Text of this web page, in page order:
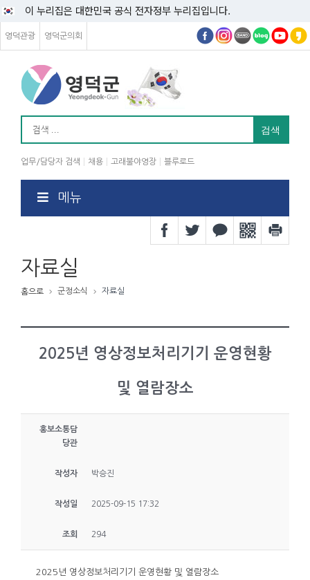
이 누리집은 대한민국 공식 전자정부 누리집입니다.
영덕관광 영덕군의회
업무/담당자 검색 채용 고래불야영장 블루로드
메뉴
자료실
홈으로 군정소식 자료실
2025년 영상정보처리기기 운영현황
및 열람장소
홍보소통담
당관
작성자 박승진
작성일 2025-09-15 17:32
조회 294
2025년 영상정보처리기기 운영현황 및 열람장소